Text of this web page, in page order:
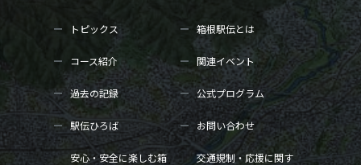
トピックス 箱根駅伝とは
コース紹介 関連イベント
過去の記録 公式プログラム
駅伝ひろば お問い合わせ
安心・安全に楽しむ箱
交通規制・応援に関す